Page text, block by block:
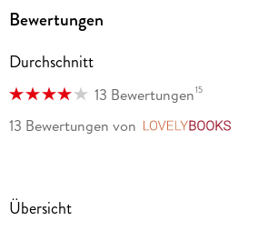
Nick mit ihrem Ehemann in
Bewertungen
Durchschnitt
13 Bewertungen15
13 Bewertungen von
Übersicht